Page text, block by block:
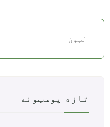
تازه پوسټونه